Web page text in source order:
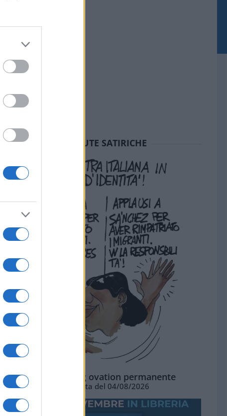
SEDUTE SATIRICHE
La standing ovation permanente
Vignetta del 04/08/2026